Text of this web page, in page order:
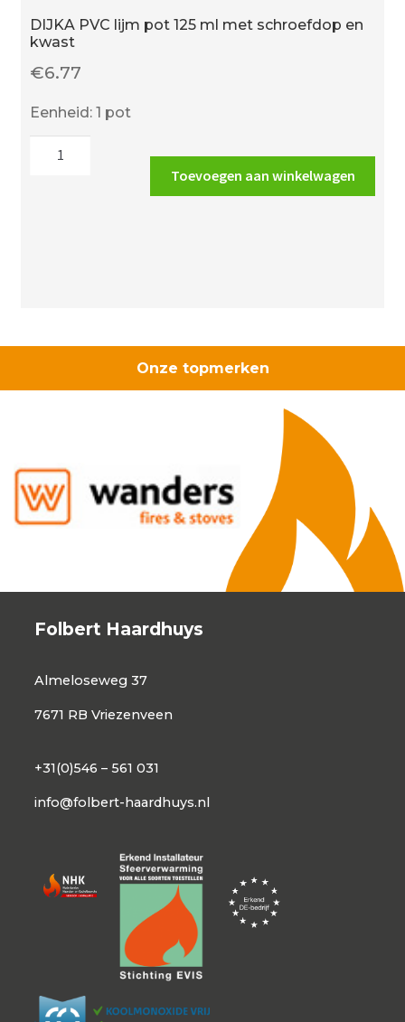
DIJKA PVC lijm pot 125 ml met schroefdop en
kwast
€6.77
Eenheid: 1 pot
kwast
Toevoegen aan winkelwagen
Onze topmerken
Folbert Haardhuys
Almeloseweg 37
7671 RB Vriezenveen
+31(0)546 – 561 031
info@folbert-haardhuys.nl